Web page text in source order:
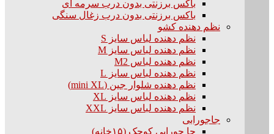
باکس برزنتی بدون درب سرمه ای
باکس برزنتی بدون درب زغال سنگی
نظم دهنده کشو
نظم دهنده لباس سایز S
نظم دهنده لباس سایز M
نظم دهنده لباس M2
نظم دهنده لباس سایز L
نظم دهنده شلوار جین (mini XL)
نظم دهنده لباس سایز XL
نظم دهنده لباس سایز XXL
جاجورابی
جا جورابی کوچک (۱۵خانه)